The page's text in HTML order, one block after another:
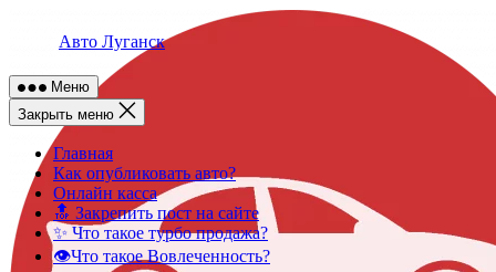
Авто Луганск
Меню
Закрыть меню
Главная
Как опубликовать авто?
Онлайн касса
🔝 Закрепить пост на сайте
✨ Что такое турбо продажа?
👁️Что такое Вовлеченность?